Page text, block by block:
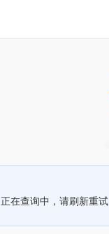
正在查询中，请刷新重试